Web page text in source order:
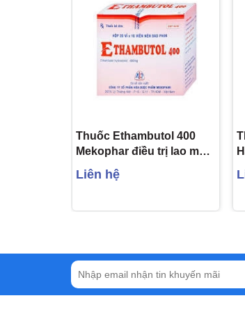
Thuốc Ethambutol 400
Mekophar điều trị lao mới
và lao tái phát (20 vỉ x 10
viên)
Liên hệ